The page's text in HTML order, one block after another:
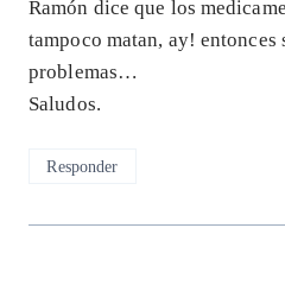
Ramón dice que los
tampoco matan, ay! entonces
problemas…
Saludos.
Responder